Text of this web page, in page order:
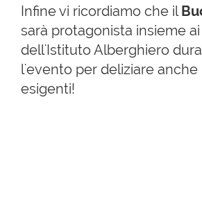
Infine vi ricordiamo che il
sarà protagonista insieme
dell'Istituto Alberghiero
l'evento per deliziare anche
esigenti!